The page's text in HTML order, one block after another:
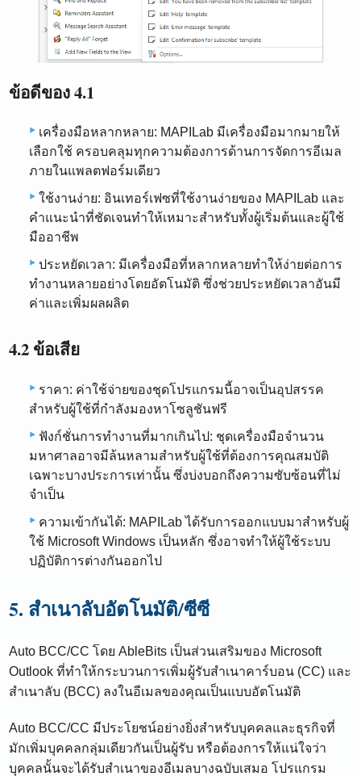
ข้อดีของ 4.1
เครื่องมือหลากหลาย: MAPILab มีเครื่องมือมากมายให้
เลือกใช้ ครอบคลุมทุกความต้องการด้านการจัดการอีเมล
ภายในแพลตฟอร์มเดียว
ใช้งานง่าย: อินเทอร์เฟซที่ใช้งานง่ายของ MAPILab และ
คำแนะนำที่ชัดเจนทำให้เหมาะสำหรับทั้งผู้เริ่มต้นและผู้ใช้
มืออาชีพ
ประหยัดเวลา: มีเครื่องมือที่หลากหลายทำให้ง่ายต่อการ
ทำงานหลายอย่างโดยอัตโนมัติ ซึ่งช่วยประหยัดเวลาอันมี
ค่าและเพิ่มผลผลิต
4.2 ข้อเสีย
ราคา: ค่าใช้จ่ายของชุดโปรแกรมนี้อาจเป็นอุปสรรค
สำหรับผู้ใช้ที่กำลังมองหาโซลูชันฟรี
ฟังก์ชั่นการทำงานที่มากเกินไป: ชุดเครื่องมือจำนวน
มหาศาลอาจมีล้นหลามสำหรับผู้ใช้ที่ต้องการคุณสมบัติ
เฉพาะบางประการเท่านั้น ซึ่งบ่งบอกถึงความซับซ้อนที่ไม่
จำเป็น
ความเข้ากันได้: MAPILab ได้รับการออกแบบมาสำหรับผู้
ใช้ Microsoft Windows เป็นหลัก ซึ่งอาจทำให้ผู้ใช้ระบบ
ปฏิบัติการต่างกันออกไป
5. สำเนาลับอัตโนมัติ/ซีซี
Auto BCC/CC โดย AbleBits เป็นส่วนเสริมของ Microsoft
Outlook ที่ทำให้กระบวนการเพิ่มผู้รับสำเนาคาร์บอน (CC) และ
สำเนาลับ (BCC) ลงในอีเมลของคุณเป็นแบบอัตโนมัติ
Auto BCC/CC มีประโยชน์อย่างยิ่งสำหรับบุคคลและธุรกิจที่
มักเพิ่มบุคคลกลุ่มเดียวกันเป็นผู้รับ หรือต้องการให้แน่ใจว่า
บุคคลนั้นจะได้รับสำเนาของอีเมลบางฉบับเสมอ โปรแกรม